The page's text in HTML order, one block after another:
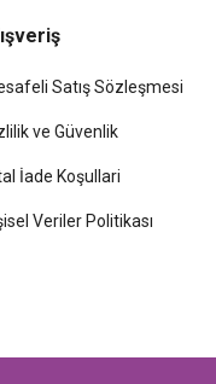
Satış Sözleşmesi
ve Güvenlik
İade Koşullari
Veriler Politikası